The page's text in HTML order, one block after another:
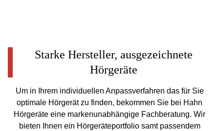
Starke Hersteller, ausgezeichnete
Hörgeräte
Um in Ihrem individuellen Anpassverfahren das für Sie
optimale Hörgerät zu finden, bekommen Sie bei Hahn
Hörgeräte eine markenunabhängige Fachberatung. Wir
bieten Ihnen ein Hörgeräteportfolio samt passendem